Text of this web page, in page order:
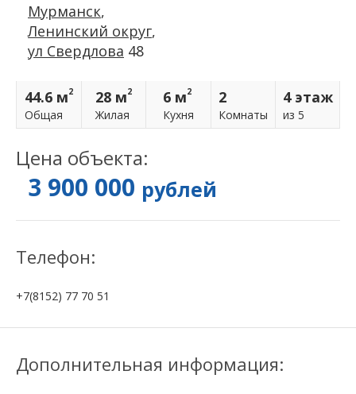
Мурманск,
Ленинский округ,
ул Свердлова 48
44.6 м2
Общая
28 м2
Жилая
6 м2
Кухня
2
Комнаты
4 этаж
из 5
Цена объекта:
3 900 000 рублей
Телефон:
+7(8152) 77 70 51
Дополнительная информация: